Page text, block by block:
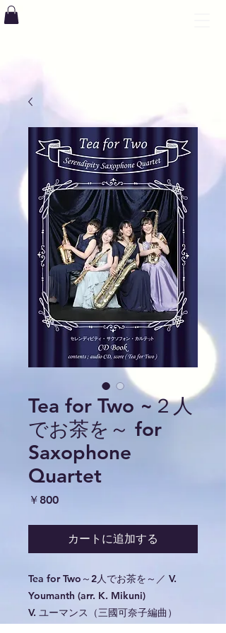
Tea for Two ~２人
でお茶を～ for
Saxophone
Quartet
￥800価
カートに追加する
Tea for Two～2人でお茶を～／ V.
Youmanth (arr. K. Mikuni)
V. ユーマンス（三國可奈子編曲）